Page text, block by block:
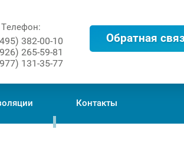
Телефон:
382-00-10
265-59-81
131-35-77
Обратная
Контакты